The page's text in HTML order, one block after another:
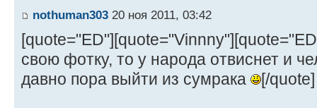
nothuman303 20 ноя 2011, 03:42
свою фотку, то у народа отвиснет и
давно пора выйти из сумрака
[/quote]